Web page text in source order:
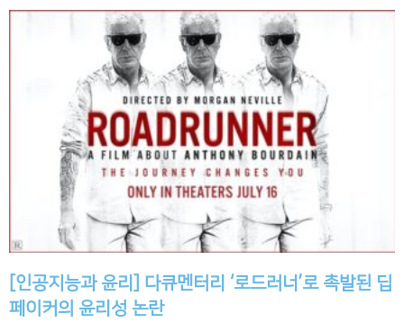
[인공지능과 윤리] 다큐멘터리 ‘로드러너’로 촉발된 딥
페이커의 윤리성 논란